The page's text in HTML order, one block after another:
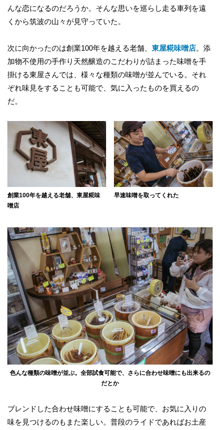
んな恋になるのだろうか。そんな思いを巡らし走る車列を遠
くから筑波の山々が見守っていた。
次に向かったのは創業100年を越える老舗、 東屋糀味噌店。添
加物不使用の手作り天然醸造のこだわりが詰まった味噌を手
掛ける東屋さんでは、様々な種類の味噌が並んでいる。それ
ぞれ味見をすることも可能で、気に入ったものを買えるの
だ。
創業100年を越える老舗、東屋糀味
噌店
早速味噌を取ってくれた
色んな種類の味噌が並ぶ。全部試食可能で、さらに合わせ味噌にも出来るの
だとか
ブレンドした合わせ味噌にすることも可能で、お気に入りの
味を見つけるのもまた楽しい。普段のライドであればお土産